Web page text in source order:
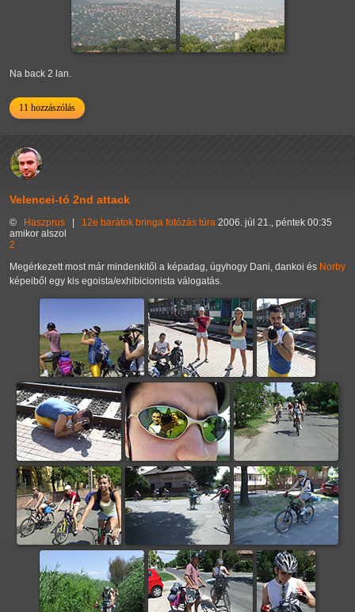
Na back 2 lan.
11 hozzászólás
Velencei-tó 2nd attack
© Haszprus 12e barátok bringa fotózás túra 2006. júl 21., péntek 00:35
amikor alszol
2
Megérkezett most már mindenkitől a képadag, úgyhogy Dani, dankoi és Norby
képeiből egy kis egoista/exhibicionista válogatás.